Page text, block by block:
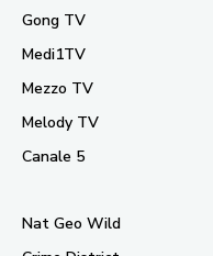
Gong TV
Medi1TV
Mezzo TV
Melody TV
Canale 5
Nat Geo Wild